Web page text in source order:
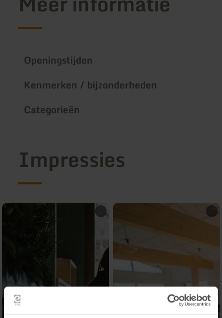
Openingstijden
Kenmerken / bijzonderheden
Categorieën
Impressies